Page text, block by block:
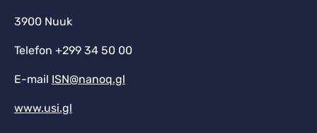
3900 Nuuk
Telefon +299 34 50 00
E-mail ISN@nanoq.gl
www.usi.gl